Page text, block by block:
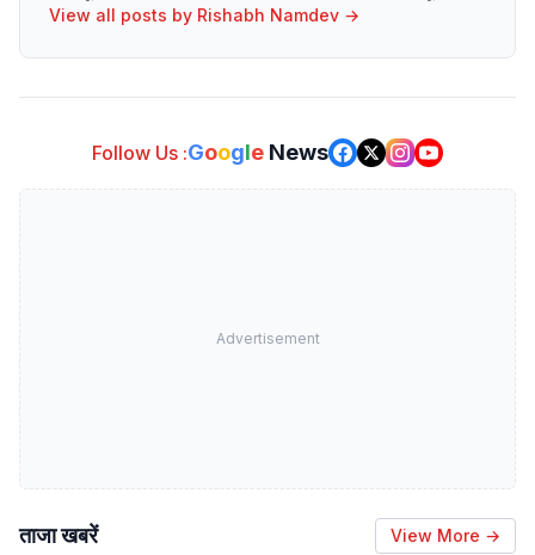
View all posts by Rishabh Namdev →
Follow Us :Google News
Advertisement
ताजा खबरें View More →